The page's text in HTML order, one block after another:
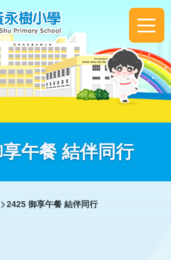
午餐 結伴同行
2425 御享午餐 結伴同行